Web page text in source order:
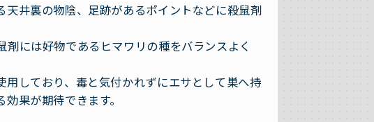
井裏の物陰、足跡があるポイントなどに殺鼠剤
には好物であるヒマワリの種をバランスよく
しており、毒と気付かれずにエサとして巣へ持
果が期待できます。